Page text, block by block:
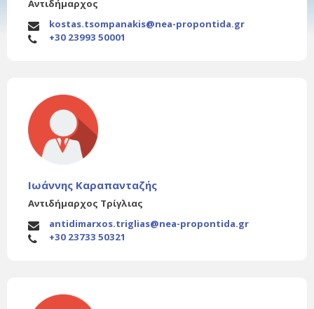
Αντιδήμαρχος
kostas.tsompanakis@nea-propontida.gr
+30 23993 50001
Ιωάννης Καραπανταζής
Αντιδήμαρχος Τρίγλιας
antidimarxos.triglias@nea-propontida.gr
+30 23733 50321